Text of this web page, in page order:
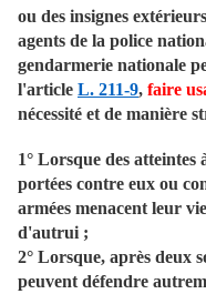
ou des insignes
agents de la police
gendarmerie nationale
l'article L. 211-9, faire
nécessité et de manière
1° Lorsque des
portées contre eux ou
armées menacent leur
d'autrui ;
2° Lorsque, après deux
peuvent défendre